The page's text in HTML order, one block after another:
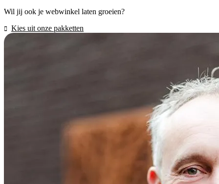
Wil jij ook je webwinkel laten groeien?
Kies uit onze pakketten